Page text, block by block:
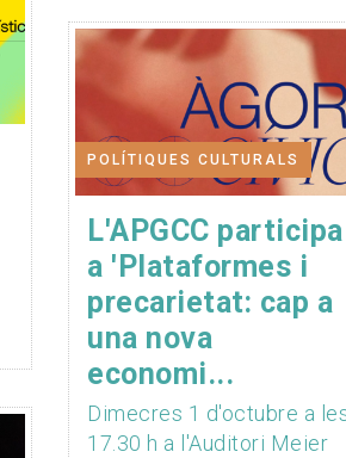
POLÍTIQUES CULTURALS
L'APGCC participa
a 'Plataformes i
precarietat: cap a
una nova
economi...
Dimecres 1 d'octubre a
17.30 h a l'Auditori Meier